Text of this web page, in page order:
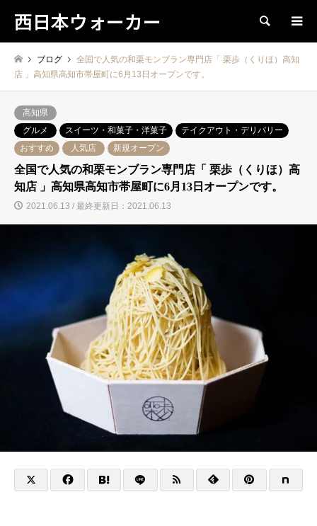
西日本ウォーカー 検索
ブログ
全国で人気の和栗モンブラン専門店「 栗歩（くりほ）高知
店 」高知県高知市帯屋町に6月13日オープンです。
高知県
グルメ
スイーツ・和菓子・洋菓子
テイクアウト・デリバリー
おすすめ
人気店 新規オープン
全国で人気の和栗モンブラン専門店「 栗歩（くりほ）高
知店 」高知県高知市帯屋町に6月13日オープンです。
2021.06.13 / 最終更新日：2021.06.13